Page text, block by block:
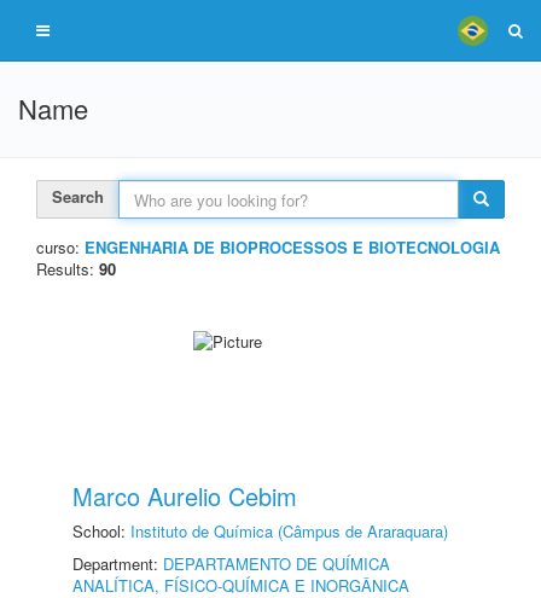
Name
Search
curso: ENGENHARIA DE BIOPROCESSOS E BIOTECNOLOGIA
Results: 90
Marco Aurelio Cebim
School: Instituto de Química (Câmpus de Araraquara)
Department: DEPARTAMENTO DE QUÍMICA
ANALÍTICA, FÍSICO-QUÍMICA E INORGÂNICA